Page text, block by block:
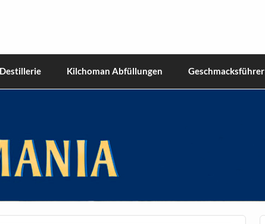
Destillerie Kilchoman Abfüllungen Geschmacksführer